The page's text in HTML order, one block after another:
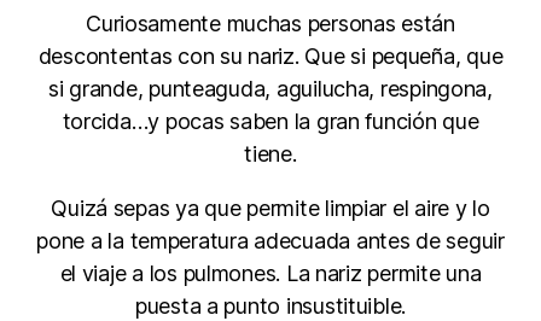
Curiosamente muchas personas están
descontentas con su nariz. Que si pequeña, que
si grande, punteaguda, aguilucha, respingona,
torcida…y pocas saben la gran función que
tiene.
Quizá sepas ya que permite limpiar el aire y lo
pone a la temperatura adecuada antes de seguir
el viaje a los pulmones. La nariz permite una
puesta a punto insustituible.